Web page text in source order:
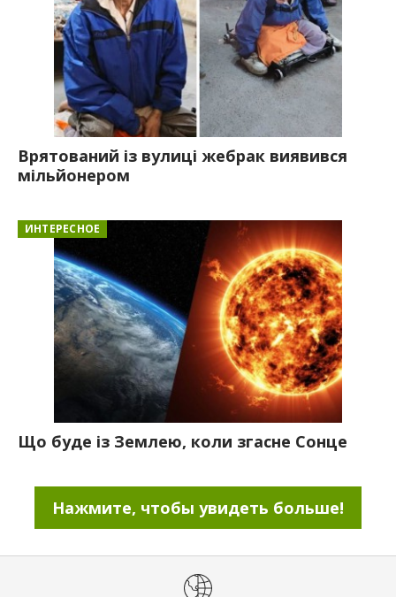
Врятований із вулиці жебрак виявився
мільйонером
ИНТЕРЕСНОЕ
Що буде із Землею, коли згасне Сонце
Нажмите, чтобы увидеть больше!